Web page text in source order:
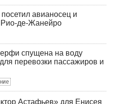
авианосец и
Рио-де-Жанейро
спущена на воду
перевозки пассажиров и
Астафьев» для Енисея